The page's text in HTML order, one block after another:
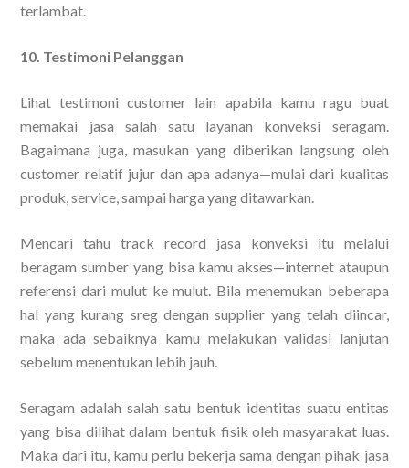
terlambat.
10. Testimoni Pelanggan
Lihat testimoni customer lain apabila kamu ragu buat
memakai jasa salah satu layanan konveksi seragam.
Bagaimana juga, masukan yang diberikan langsung oleh
customer relatif jujur dan apa adanya—mulai dari kualitas
produk, service, sampai harga yang ditawarkan.
Mencari tahu track record jasa konveksi itu melalui
beragam sumber yang bisa kamu akses—internet ataupun
referensi dari mulut ke mulut. Bila menemukan beberapa
hal yang kurang sreg dengan supplier yang telah diincar,
maka ada sebaiknya kamu melakukan validasi lanjutan
sebelum menentukan lebih jauh.
Seragam adalah salah satu bentuk identitas suatu entitas
yang bisa dilihat dalam bentuk fisik oleh masyarakat luas.
Maka dari itu, kamu perlu bekerja sama dengan pihak jasa